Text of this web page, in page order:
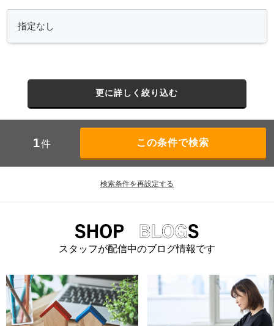
更に詳しく絞り込む
1件
検索条件を再設定する
スタッフが配信中のブログ情報です